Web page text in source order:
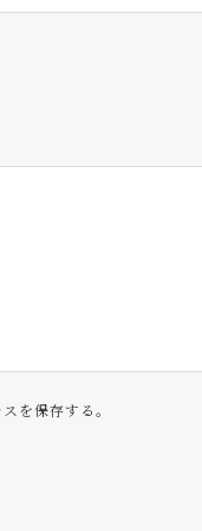
を保存する。